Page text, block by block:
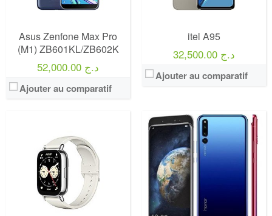
Asus Zenfone Max Pro
(M1) ZB601KL/ZB602K
52,000.00 د.ج
Ajouter au comparatif
itel A95
32,500.00 د.ج
Ajouter au comparatif